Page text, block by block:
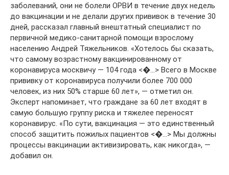
заболеваний, они не болели ОРВИ в течение двух недель
до вакцинации и не делали других прививок в течение 30
дней, рассказал главный внештатный специалист по
первичной медико-санитарной помощи взрослому
населению Андрей Тяжельников. «Хотелось бы сказать,
что самому возрастному вакцинированному от
коронавируса москвичу — 104 года <�…> Всего в Москве
прививку от коронавируса получили более 700 000
человек, из них 50% старше 60 лет», — отметил он.
Эксперт напоминает, что граждане за 60 лет входят в
самую большую группу риска и тяжелее переносят
коронавирус. «По сути, вакцинация — это единственный
способ защитить пожилых пациентов <�…> Мы должны
процессы вакцинации активизировать, как никогда», —
добавил он.